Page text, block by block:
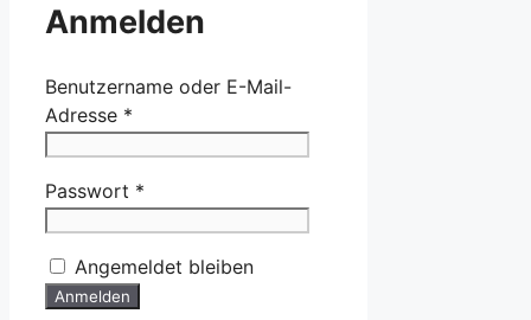
Anmelden
Benutzername oder E-Mail-
Adresse *
Passwort *
Angemeldet bleiben
Anmelden